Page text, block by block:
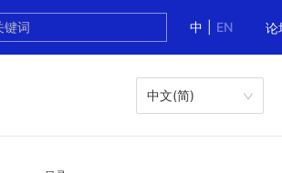
中
EN 论
中文(简)